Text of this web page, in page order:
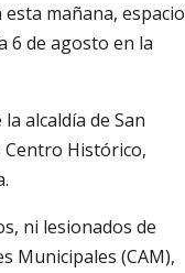
mañana, espacio
6 de agosto en la
alcaldía de San
Centro Histórico,
ni lesionados de
Municipales (CAM),